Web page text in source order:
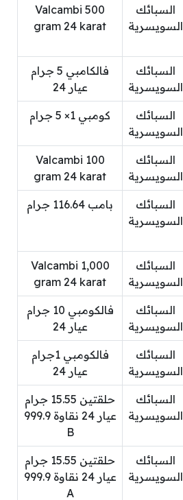
السبائك
السويسرية
Valcambi 500
gram 24 karat
السبائك
السويسرية
فالكامبي 5 جرام
عيار 24
السبائك
السويسرية
كومبي 1× 5 جرام
السبائك
السويسرية
Valcambi 100
gram 24 karat
السبائك
السويسرية
بامب 116.64 جرام
السبائك
السويسرية
Valcambi 1,000
gram 24 karat
السبائك
السويسرية
فالكومبي 10 جرام
عيار 24
السبائك
السويسرية
فالكومبي 1جرام
عيار 24
السبائك
السويسرية
حلقتين 15.55 جرام
عيار 24 نقاوة 999.9
B
السبائك
السويسرية
حلقتين 15.55 جرام
عيار 24 نقاوة 999.9
A